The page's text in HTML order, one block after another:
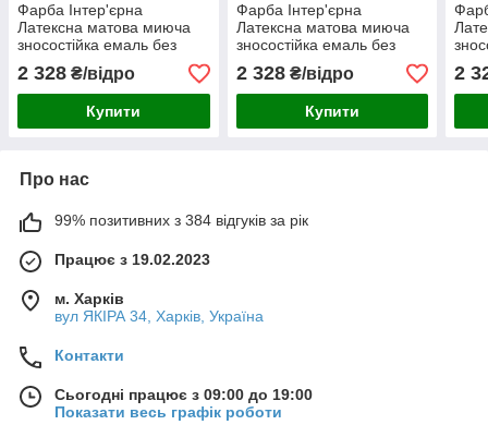
Фарба Інтер'єрна
Латексна матова миюча
зносостійка емаль без
запаху для стін і стель
Skyline Йогурт 10 л
2 328 ₴/відро
Купити
Фарба Інтер'єрна
Латексна матова миюча
зносостійка емаль без
запаху для стін і стель
Skyline Кремова 10 л
2 328₴/відро
Купити
2
Про нас
99% позитивних з 384 відгуків за рік
Працює з 19.02.2023
м. Харків
вул ЯКІРА 34, Харків, Україна
Контакти
Сьогодні працює з 09:00 до 19:00
Показати весь графік роботи